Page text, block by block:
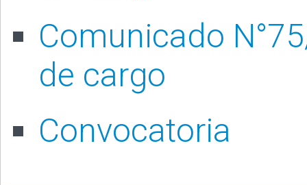
Comunicado
de cargo
Convocatoria